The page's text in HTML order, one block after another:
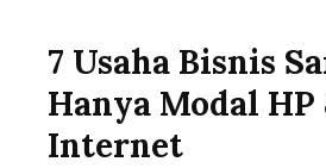
7 Usaha Bisnis
Hanya Modal HP
Internet